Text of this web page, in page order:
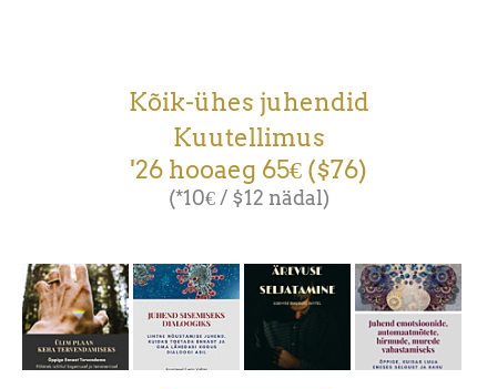
Kõik-ühes juhendid
Kuutellimus
'26 hooaeg 65€ ($76)
(*10€ / $12 nädal)